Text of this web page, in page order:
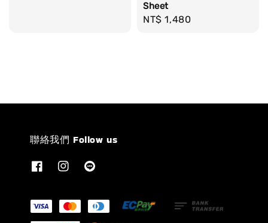
Sheet
Regular
NT$ 1,480
聯絡我們 Follow us